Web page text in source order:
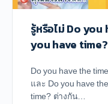
รู้หรือไม่ Do
you have time?
Do you have the
และ Do you have
time? ต่างกัน…